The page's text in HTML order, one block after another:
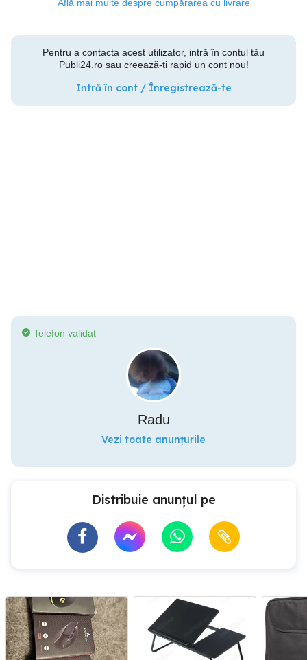
Află mai multe despre cumpărarea cu livrare
Pentru a contacta acest utilizator, intră în contul tău
Publi24.ro sau creează-ți rapid un cont nou!
Intră în cont / Înregistrează-te
Telefon validat
Radu
Vezi toate anunțurile
Distribuie anunțul pe